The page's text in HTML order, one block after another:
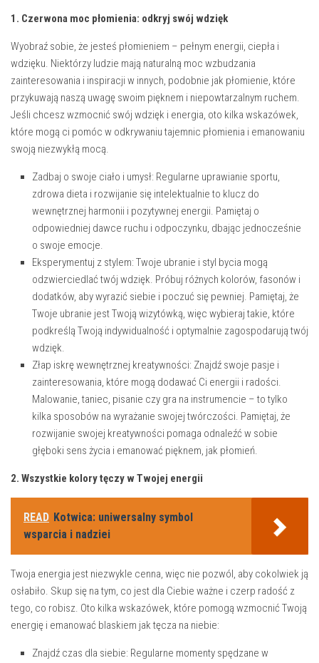
1. Czerwona moc płomienia: odkryj swój wdzięk
Wyobraź sobie, że jesteś płomieniem – pełnym energii, ciepła i
wdzięku. ⁤Niektórzy ludzie mają naturalną moc‍ wzbudzania ​
zainteresowania i inspiracji w innych, podobnie jak płomienie, które
przykuwają naszą uwagę swoim pięknem i niepowtarzalnym ruchem.
Jeśli chcesz wzmocnić swój wdzięk i energia, oto kilka wskazówek,
które mogą ci pomóc w odkrywaniu tajemnic płomienia ​i emanowaniu
swoją niezwykłą mocą.
Zadbaj o swoje ciało i umysł:⁤ Regularne uprawianie ‍sportu,
zdrowa‍ dieta i rozwijanie się intelektualnie to ‌klucz do
wewnętrznej harmonii i pozytywnej energii.⁢ Pamiętaj o
odpowiedniej dawce ⁢ruchu i odpoczynku, dbając jednocześnie
o swoje emocje.
Eksperymentuj ‌z stylem: Twoje ubranie i styl bycia mogą
odzwierciedlać twój wdzięk. Próbuj różnych kolorów, fasonów i
dodatków,​ aby wyrazić siebie⁤ i poczuć się pewniej. Pamiętaj, że
Twoje ubranie jest Twoją wizytówką, więc wybieraj takie, które
podkreślą Twoją indywidualność i optymalnie zagospodarują twój
wdzięk.
Złap iskrę ⁤wewnętrznej kreatywności: Znajdź swoje pasje i
zainteresowania, które mogą‍ dodawać Ci energii i radości.
Malowanie, taniec,‌ pisanie czy ⁤gra na instrumencie – to tylko
kilka sposobów na wyrażanie swojej twórczości. Pamiętaj, że
rozwijanie swojej kreatywności pomaga odnaleźć w sobie⁢
głęboki sens życia ⁢i emanować pięknem, jak płomień.
2. ‍Wszystkie kolory tęczy w⁤ Twojej energii
READ Kotwica: uniwersalny symbol
wsparcia i nadziei
Twoja energia jest niezwykle cenna, więc nie pozwól, aby cokolwiek ją
osłabiło. Skup‍ się na tym, co jest‍ dla Ciebie‌ ważne i czerp radość z
tego, co‍ robisz. Oto kilka wskazówek, które pomogą wzmocnić Twoją
⁣energię i emanować blaskiem jak tęcza na niebie:
Znajdź czas dla siebie: Regularne momenty spędzane w